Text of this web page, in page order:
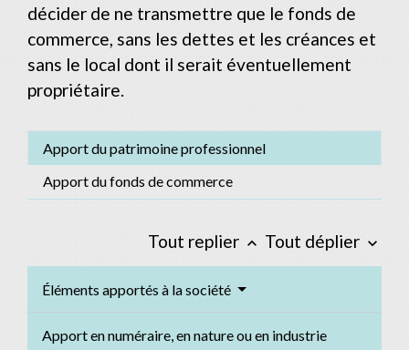
décider de ne transmettre que le fonds de
commerce, sans les dettes et les créances et
sans le local dont il serait éventuellement
propriétaire.
Apport du patrimoine professionnel
Apport du fonds de commerce
Tout replier keyboard_arrow_up Tout déplier keyboard_arrow_down
Éléments apportés à la société
Apport en numéraire, en nature ou en industrie